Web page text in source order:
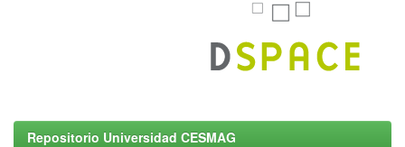
Repositorio Universidad CESMAG